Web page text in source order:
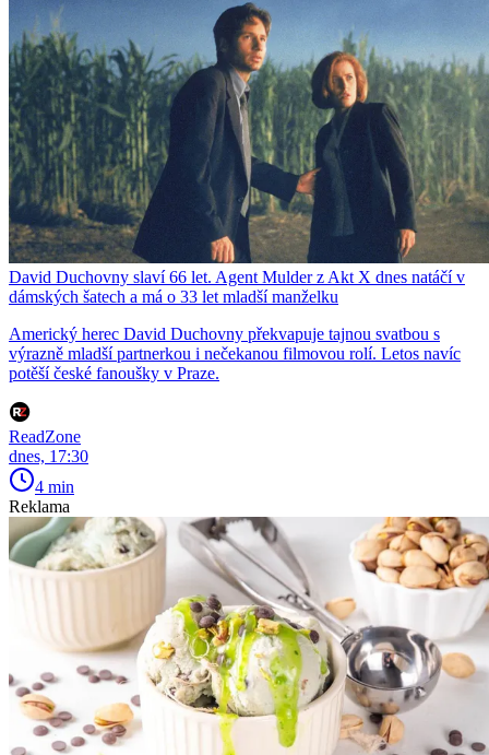
David Duchovny slaví 66 let. Agent Mulder z Akt X dnes natáčí v
dámských šatech a má o 33 let mladší manželku
Americký herec David Duchovny překvapuje tajnou svatbou s
výrazně mladší partnerkou i nečekanou filmovou rolí. Letos navíc
potěší české fanoušky v Praze.
ReadZone
dnes, 17:30
4 min
Reklama